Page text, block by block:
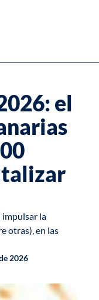
el
impulsar la
otras), en las
2026